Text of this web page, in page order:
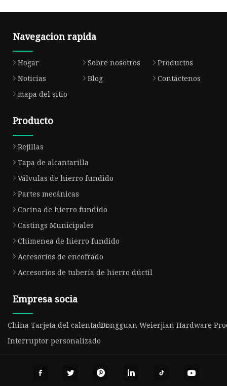
Navegacion rapida
Hogar Sobre nosotros
Productos
Noticias
Blog
Contáctenos
mapa del sitio
Producto
Rejillas
Tapa de alcantarilla
Válvulas de hierro fundido
Partes mecánicas
Cocina de hierro fundido
Castings Municipales
Chimenea de hierro fundido
Accesorios de encofrado
Accesorios de tubería de hierro dúctil
Empresa socia
China Tarjeta del calentadorDongguan Weierjian Hardware
Interruptor personalizado